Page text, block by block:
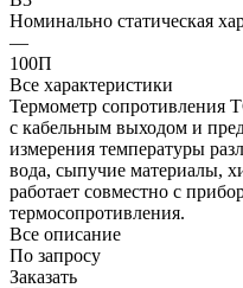
Номинально статическая
—
100П
Все характеристики
Термометр сопротивления
с кабельным выходом и
измерения температуры
вода, сыпучие материалы,
работает совместно с
термосопротивления.
Все описание
По запросу
Заказать